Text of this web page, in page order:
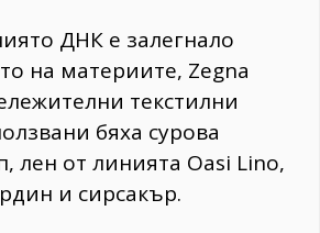
ДНК е залегнало
на материите, Zegna
текстилни
бяха сурова
лен от линията Oasi Lino,
и сирсакър.